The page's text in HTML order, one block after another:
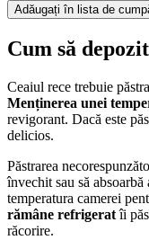
Adăugați în lista de
Cum să
Ceaiul rece trebuie
Menținerea unei
revigorant. Dacă este
delicios.
Păstrarea
învechit sau să
temperatura camerei
rămâne refrigeratîi
răcorire.